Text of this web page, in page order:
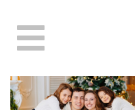
Toggle
navigation